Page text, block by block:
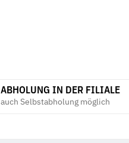
ABHOLUNG IN DER FILIALE
auch Selbstabholung möglich